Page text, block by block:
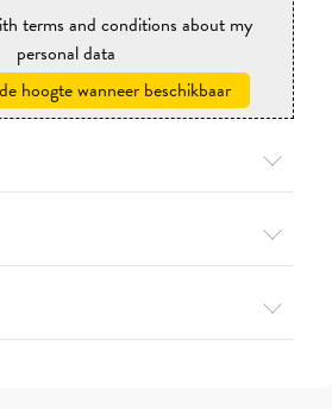
terms and conditions about my
personal data
hoogte wanneer beschikbaar